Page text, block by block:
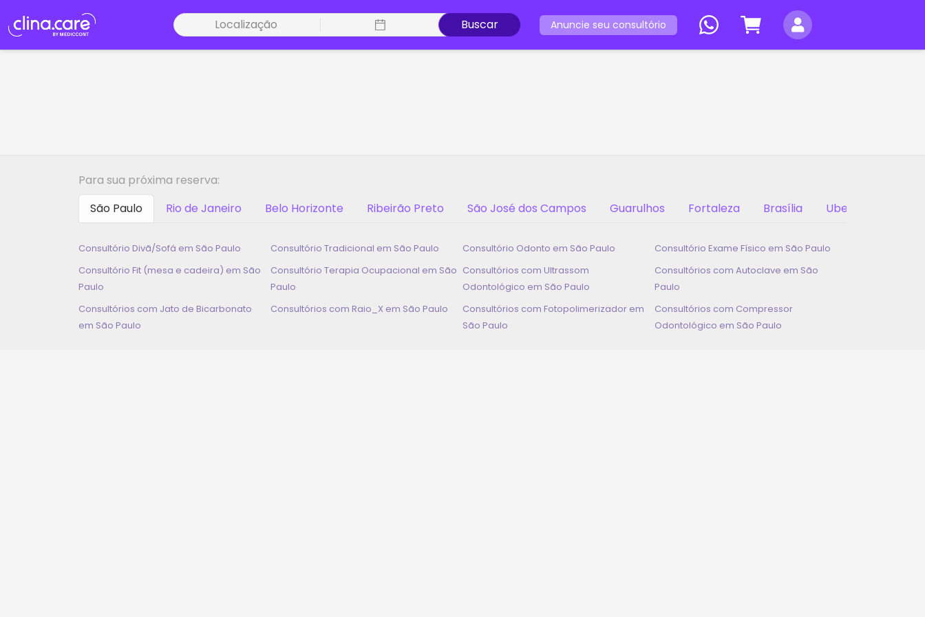
Localização Buscar Anuncie seu consultório
Políticas de Cancelamento
Para sua próxima reserva:
São Paulo
Rio de Janeiro Belo Horizonte Ribeirão Preto São José dos Campos Guarulhos Fortaleza Brasília Uberlândia
Consultório Divã/Sofá em São Paulo Consultório Tradicional em São Paulo Consultório Odonto em São Paulo Consultório Exame Físico em São Paulo
Consultório Fit (mesa e cadeira) em São
Paulo
Consultório Terapia Ocupacional em São
Paulo
Consultórios com Ultrassom
Odontológico em São Paulo
Consultórios com Autoclave em São
Paulo
Consultórios com Jato de Bicarbonato
em São Paulo
Consultórios com Raio_X em São Paulo
Consultórios com Fotopolimerizador em
São Paulo
Consultórios com Compressor
Odontológico em São Paulo